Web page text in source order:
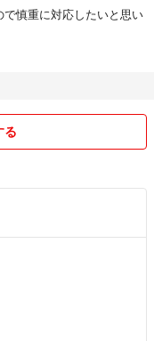
慎重に対応したいと思い
る